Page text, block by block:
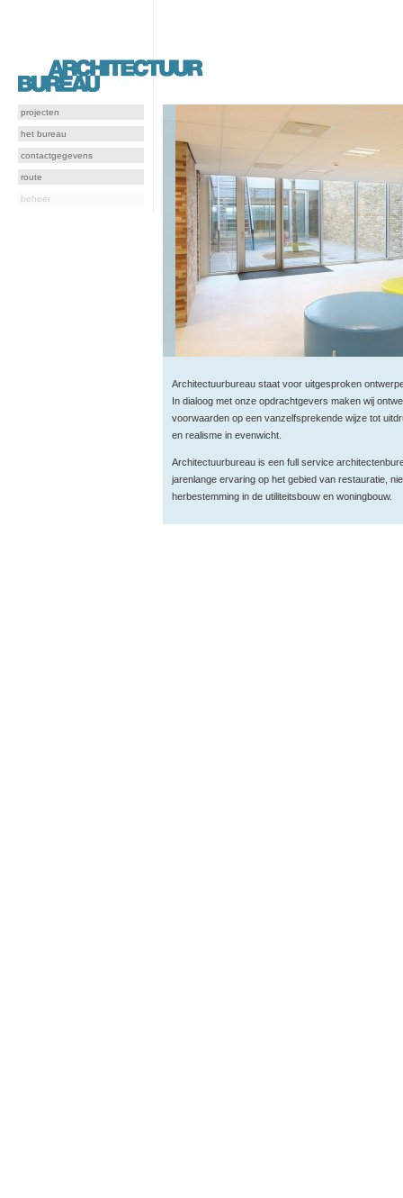
projecten
het bureau
contactgegevens
route
beheer
Architectuurbureau staat voor uitgesproken
In dialoog met onze opdrachtgevers maken wij
voorwaarden op een vanzelfsprekende wijze tot
en realisme in evenwicht.
Architectuurbureau is een full service
jarenlange ervaring op het gebied van restauratie,
herbestemming in de utiliteitsbouw en woningbouw.